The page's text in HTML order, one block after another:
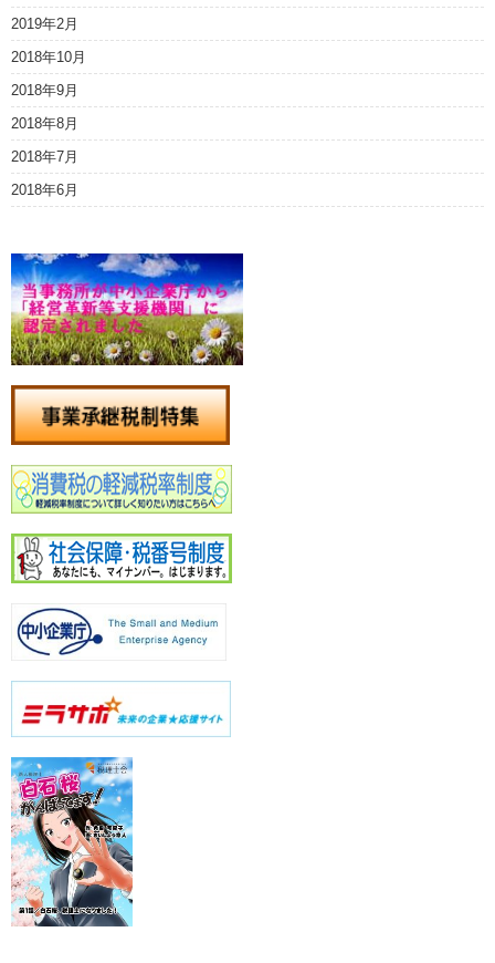
2019年2月
2018年10月
2018年9月
2018年8月
2018年7月
2018年6月